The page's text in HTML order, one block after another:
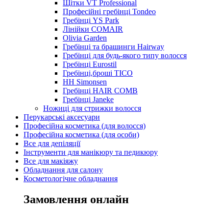
Щітки VT Professional
Професійні гребінці Tondeo
Гребінці YS Park
Лінійки COMAIR
Olivia Garden
Гребінці та брашинги Hairway
Гребінці для будь-якого типу волосся
Гребінці Eurostil
Гребінці,броші TICO
HH Simonsen
Гребінці HAIR COMB
Гребінці Janeke
Ножиці для стрижки волосся
Перукарські аксесуари
Професійна косметика (для волосся)
Професійна косметика (для особи)
Все для депіляції
Інструменти для манікюру та педикюру
Все для макіяжу
Обладнання для салону
Косметологічне обладнання
Замовлення онлайн